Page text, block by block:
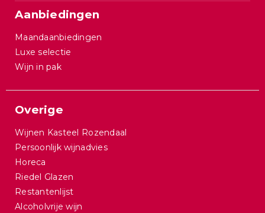
Aanbiedingen
Maandaanbiedingen
Luxe selectie
Wijn in pak
Overige
Wijnen Kasteel Rozendaal
Persoonlijk wijnadvies
Horeca
Riedel Glazen
Restantenlijst
Alcoholvrije wijn